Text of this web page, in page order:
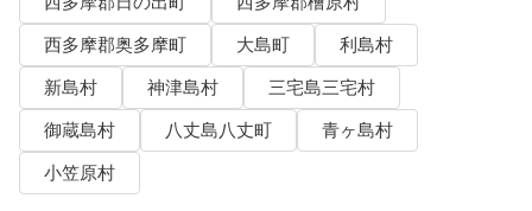
西多摩郡奥多摩町
大島町
利島村
新島村
神津島村
三宅島三宅村
御蔵島村
八丈島八丈町
青ヶ島村
小笠原村